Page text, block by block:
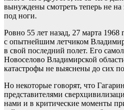
вынуждены смотреть теперь не на
под ноги.
Ровно 55 лет назад, 27 марта
с опытнейшим летчиком
в свой последний полет. Его
Новоселово Владимирской
катастрофы не выяснены до сих
Но некоторые говорят, что
представителями
нами и в критические моменты